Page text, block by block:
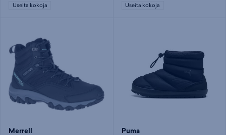
Useita kokoja Useita kokoja
Merrell Puma